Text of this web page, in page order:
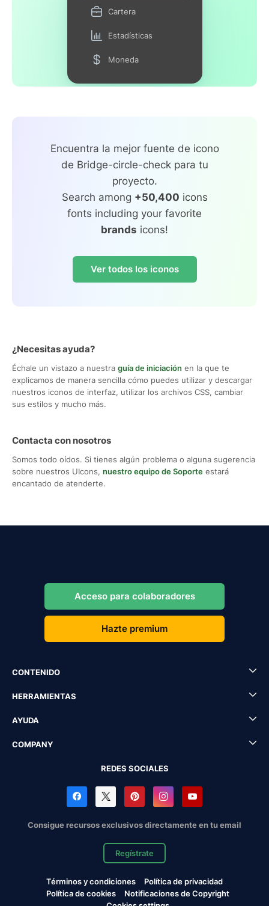
Cartera
Estadísticas
Moneda
Encuentra la mejor fuente de icono
de Bridge-circle-check para tu
proyecto.
Search among +50,400 icons
fonts including your favorite
brands icons!
Ver todos los iconos
¿Necesitas ayuda?
Échale un vistazo a nuestra guía de iniciación en la que te
explicamos de manera sencilla cómo puedes utilizar y descargar
nuestros iconos de interfaz, utilizar los archivos CSS, cambiar
sus estilos y mucho más.
Contacta con nosotros
Somos todo oídos. Si tienes algún problema o alguna sugerencia
sobre nuestros UIcons, nuestro equipo de Soporte estará
encantado de atenderte.
Acceso para colaboradores
Hazte premium
CONTENIDO
HERRAMIENTAS
AYUDA
COMPANY
REDES SOCIALES
Consigue recursos exclusivos directamente en tu email
Regístrate
Términos y condiciones
Política de privacidad
Política de cookies
Notificaciones de Copyright